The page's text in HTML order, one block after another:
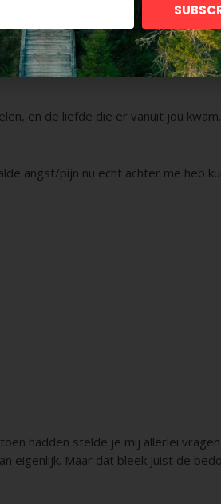
een Hypnose Regressie sessie heb
is zo ongelofelijk helend en
en de liefde die er vanuit jou
angst/pijn nu echt achter me heb
hadden stelde je mij allerlei
eigenlijk. Maar dat bleek juist de